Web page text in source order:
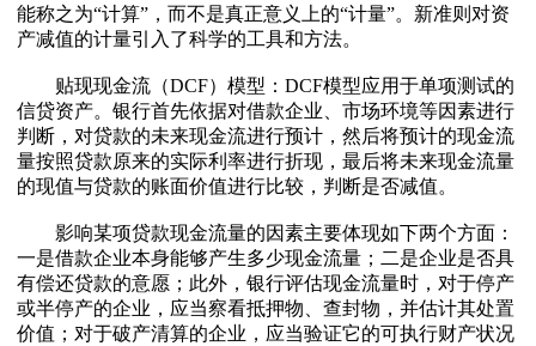
能称之为“计算”，而不是真正意义上的“计量”。新准则对资
产减值的计量引入了科学的工具和方法。
贴现现金流（DCF）模型：DCF模型应用于单项测试的
信贷资产。银行首先依据对借款企业、市场环境等因素进行
判断，对贷款的未来现金流进行预计，然后将预计的现金流
量按照贷款原来的实际利率进行折现，最后将未来现金流量
的现值与贷款的账面价值进行比较，判断是否减值。
影响某项贷款现金流量的因素主要体现如下两个方面：
一是借款企业本身能够产生多少现金流量；二是企业是否具
有偿还贷款的意愿；此外，银行评估现金流量时，对于停产
或半停产的企业，应当察看抵押物、查封物，并估计其处置
价值；对于破产清算的企业，应当验证它的可执行财产状况